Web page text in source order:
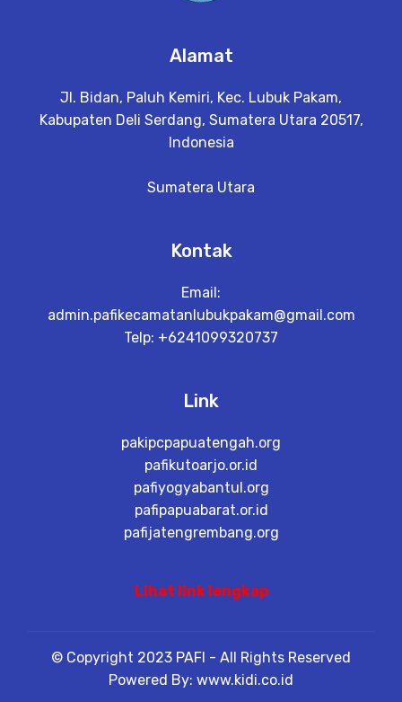
Alamat
Jl. Bidan, Paluh Kemiri, Kec. Lubuk Pakam,
Kabupaten Deli Serdang, Sumatera Utara 20517,
Indonesia
Sumatera Utara
Kontak
Email:
admin.pafikecamatanlubukpakam@gmail.com
Telp: +6241099320737
Link
pakipcpapuatengah.org
pafikutoarjo.or.id
pafiyogyabantul.org
pafipapuabarat.or.id
pafijatengrembang.org
Lihat link lengkap
© Copyright 2023 PAFI - All Rights Reserved
Powered By: www.kidi.co.id